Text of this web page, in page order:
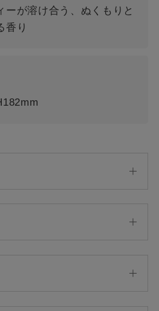
ーが溶け合う、ぬくもりと
香り